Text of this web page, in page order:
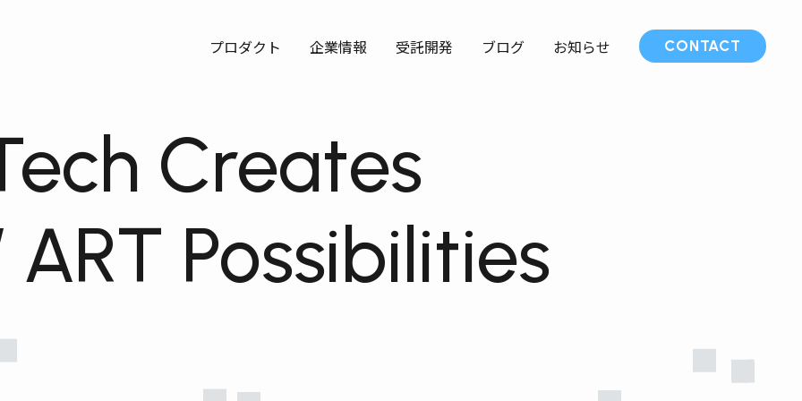
プロダクト 企業情報 受託開発 ブログ お知らせ CONTACT
Creates
ART Possibilities